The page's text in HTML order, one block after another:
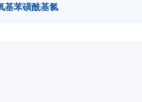
基苯磺酰基氯